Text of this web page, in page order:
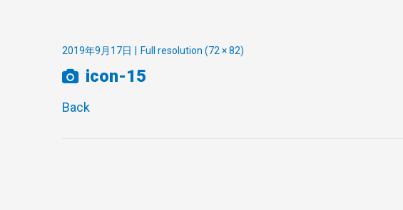
2019年9月17日 Full resolution (72 × 82)
icon-15
Back